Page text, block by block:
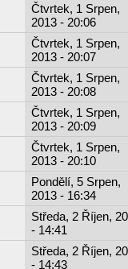
Čtvrtek, 1 Srpen,
2013 - 20:06
Čtvrtek, 1 Srpen,
2013 - 20:07
Čtvrtek, 1 Srpen,
2013 - 20:08
Čtvrtek, 1 Srpen,
2013 - 20:09
Čtvrtek, 1 Srpen,
2013 - 20:10
Pondělí, 5 Srpen,
2013 - 16:34
Středa, 2 Říjen,
- 14:41
Středa, 2 Říjen,
- 14:43